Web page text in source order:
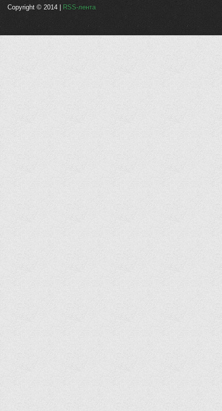
Copyright © 2014 | RSS-лента